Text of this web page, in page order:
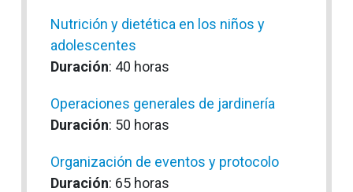
Nutrición y dietética en los niños y
adolescentes
Duración: 40 horas
Operaciones generales de jardinería
Duración: 50 horas
Organización de eventos y protocolo
Duración: 65 horas